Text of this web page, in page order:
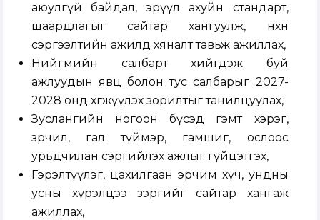
аюулгүй байдал, эрүүл ахуйн стандарт,
шаардлагыг сайтар хангуулж, нөхөн
сэргээлтийн ажилд хяналт тавьж ажиллах,
Нийгмийн салбарт хийгдэж буй
ажлуудын явц болон тус салбарыг 2027-
2028 онд хөгжүүлэх зорилтыг танилцуулах,
Зуслангийн ногоон бүсэд гэмт хэрэг,
зөрчил, гал түймэр, гамшиг, ослоос
урьдчилан сэргийлэх ажлыг гүйцэтгэх,
Гэрэлтүүлэг, цахилгаан эрчим хүч, ундны
усны хүрэлцээ зэргийг сайтар хангаж
ажиллах,